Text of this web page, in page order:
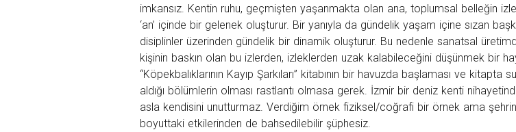
imkansız. Kentin ruhu, geçmişten yaşanmakta olan ana, toplumsal belleğin
‘an’ içinde bir gelenek oluşturur. Bir yanıyla da gündelik yaşam içine sızan
disiplinler üzerinden gündelik bir dinamik oluşturur. Bu nedenle sanatsal
kişinin baskın olan bu izlerden, izleklerden uzak kalabileceğini düşünmek bir
“Köpekbalıklarının Kayıp Şarkıları” kitabının bir havuzda başlaması ve kitapta
aldığı bölümlerin olması rastlantı olmasa gerek. İzmir bir deniz kenti
asla kendisini unutturmaz. Verdiğim örnek fiziksel/coğrafi bir örnek ama
boyuttaki etkilerinden de bahsedilebilir şüphesiz.